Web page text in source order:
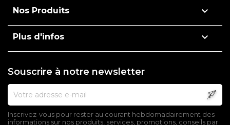
Nos Produits 
Plus d'infos 
Souscrire à notre newsletter
Inscrivez-vous pour rester au courant hebdomadairement des
informations sur nos produits, services, promotions, conseils par